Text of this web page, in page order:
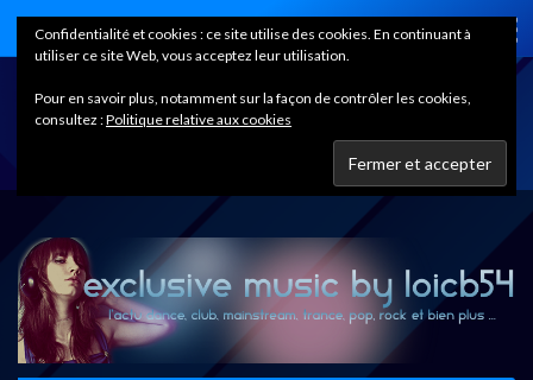
Home
Confidentialité et cookies : ce site utilise des cookies. En continuant à
utiliser ce site Web, vous acceptez leur utilisation.
Pour en savoir plus, notamment sur la façon de contrôler les cookies,
consultez :Politique relative aux cookies